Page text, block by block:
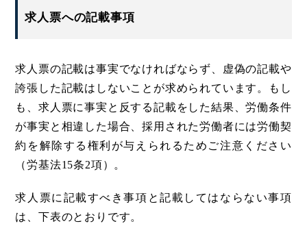
求人票への記載事項
求人票の記載は事実でなければならず、虚偽の記載や
誇張した記載はしないことが求められています。もし
も、求人票に事実と反する記載をした結果、労働条件
が事実と相違した場合、採用された労働者には労働契
約を解除する権利が与えられるためご注意ください
（労基法15条2項）。
求人票に記載すべき事項と記載してはならない事項
は、下表のとおりです。